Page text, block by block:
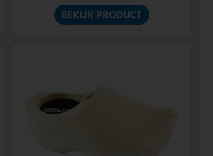
BEKIJK PRODUCT